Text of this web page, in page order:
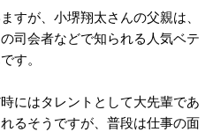
すが、小堺翔太さんの父親は、
司会者などで知られる人気ベテ
す。
にはタレントとして大先輩であ
るそうですが、普段は仕事の面